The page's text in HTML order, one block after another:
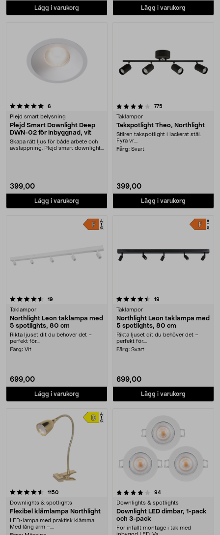
Lägg i varukorg Lägg i varukorg
6
Plejd smart belysning
Plejd Smart Downlight Deep
DWN-02 för inbyggnad, vit
Skapa rätt ljus för både arbete och
avslappning. Plejd smart downlight
399,00
Lägg i varukorg
4.0 av 5 stjärnor 775
Taklampor
Takspotlight Theo, Northlight
Stilren takspotlight i lackerat stål.
Fyra vr....
Färg: Svart
399,00
Lägg i varukorg
19
Taklampor
Northlight Leon taklampa med
5 spotlights, 80 cm
Rikta ljuset dit du behöver det –
perfekt för....
Färg: Vit
699,00
Lägg i varukorg
4.5 av 5 stjärnor 19
Taklampor
Northlight Leon taklampa med
5 spotlights, 80 cm
Rikta ljuset dit du behöver det –
perfekt för....
Färg: Svart
699,00
Lägg i varukorg
1150recensioner
Downlights & spotlights
Flexibel klämlampa Northlight
LED-lampa med praktisk klämma.
Med lång arm –....
4.0 av 5 stjärnor 94recensioner
Downlights & spotlights
Downlight LED dimbar, 1-pack
och 3-pack
För infällt montage i tak med